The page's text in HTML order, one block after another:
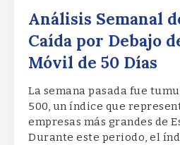
Análisis Semanal
Caída por Debajo
Móvil de 50 Días
La semana pasada fue
500, un índice que
empresas más grandes de
Durante este periodo, el